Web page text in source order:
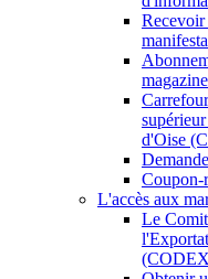
d'Oise
Coupon-
L'accès aux
Le